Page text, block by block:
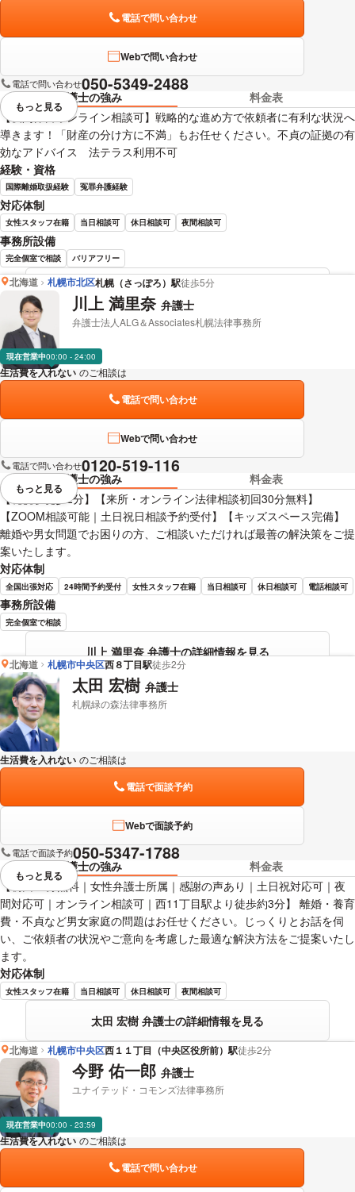
電話で問い合わせ
Webで問い合わせ
電話で問い合わせ050-5349-2488
弁護士の強み
料金表
【夜間休日オンライン相談可】戦略的な進め方で依頼者に有利な状況へ
導きます！「財産の分け方に不満」もお任せください。不貞の証拠の有
効なアドバイス 法テラス利用不可
経験・資格
国際離婚取扱経験 冤罪弁護経験
対応体制
女性スタッフ在籍 当日相談可 休日相談可 夜間相談可
事務所設備
完全個室で相談 バリアフリー
足立 敬太 弁護士の詳細情報を見る
視覚的に省略されている要素を
もっと見る
北海道 札幌市北区札幌（さっぽろ）駅徒歩5分
川上 満里奈 弁護士
弁護士法人ALG＆Associates札幌法律事務所
現在営業中00:00 - 24:00
生活費を入れない のご相談は
電話で問い合わせ
Webで問い合わせ
電話で問い合わせ0120-519-116
弁護士の強み
料金表
【札幌駅徒歩2分】【来所・オンライン法律相談初回30分無料】
【ZOOM相談可能｜土日祝日相談予約受付】【キッズスペース完備】
離婚や男女問題でお困りの方、ご相談いただければ最善の解決策をご提
案いたします。
対応体制
全国出張対応 24時間予約受付 女性スタッフ在籍 当日相談可 休日相談可 電話相談可
事務所設備
完全個室で相談
川上 満里奈 弁護士の詳細情報を見る
視覚的に省略されている要素を
もっと見る
北海道 札幌市中央区西８丁目駅徒歩2分
太田 宏樹 弁護士
札幌緑の森法律事務所
生活費を入れない のご相談は
電話で面談予約
Webで面談予約
電話で面談予約050-5347-1788
弁護士の強み
料金表
【初回30分無料｜女性弁護士所属｜感謝の声あり｜土日祝対応可｜夜
間対応可｜オンライン相談可｜西11丁目駅より徒歩約3分】 離婚・養育
費・不貞など男女家庭の問題はお任せください。じっくりとお話を伺
い、ご依頼者の状況やご意向を考慮した最適な解決方法をご提案いたし
ます。
対応体制
女性スタッフ在籍 当日相談可 休日相談可 夜間相談可
太田 宏樹 弁護士の詳細情報を見る
視覚的に省略されている要素を
もっと見る
北海道 札幌市中央区西１１丁目（中央区役所前）駅徒歩2分
今野 佑一郎 弁護士
ユナイテッド・コモンズ法律事務所
現在営業中00:00 - 23:59
生活費を入れない のご相談は
電話で問い合わせ